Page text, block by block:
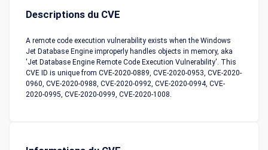
Descriptions du CVE
A remote code execution vulnerability exists when the Windows
Jet Database Engine improperly handles objects in memory, aka
'Jet Database Engine Remote Code Execution Vulnerability'. This
CVE ID is unique from CVE-2020-0889, CVE-2020-0953, CVE-2020-
0960, CVE-2020-0988, CVE-2020-0992, CVE-2020-0994, CVE-
2020-0995, CVE-2020-0999, CVE-2020-1008.